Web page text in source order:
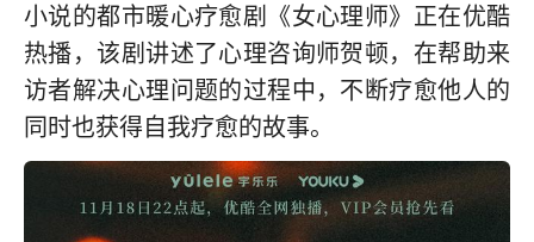
小说的都市暖心疗愈剧《女心理师》正在优酷
热播，该剧讲述了心理咨询师贺顿，在帮助来
访者解决心理问题的过程中，不断疗愈他人的
同时也获得自我疗愈的故事。